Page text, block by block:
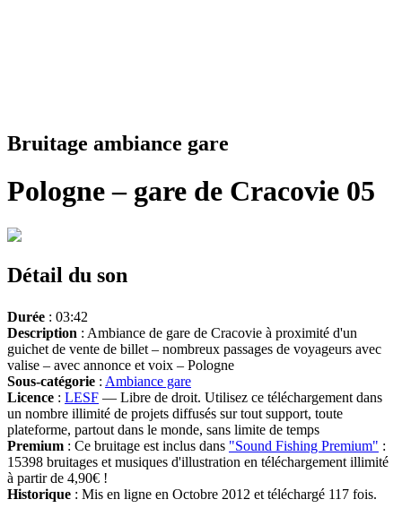
Bruitage ambiance gare
Pologne – gare de Cracovie 05
Détail du son
Durée : 03:42
Description : Ambiance de gare de Cracovie à proximité d'un
guichet de vente de billet – nombreux passages de voyageurs avec
valise – avec annonce et voix – Pologne
Sous-catégorie : Ambiance gare
Licence : LESF — Libre de droit. Utilisez ce téléchargement dans
un nombre illimité de projets diffusés sur tout support, toute
plateforme, partout dans le monde, sans limite de temps
Premium : Ce bruitage est inclus dans "Sound Fishing Premium" :
15398 bruitages et musiques d'illustration en téléchargement illimité
à partir de 4,90€ !
Historique : Mis en ligne en Octobre 2012 et téléchargé 117 fois.